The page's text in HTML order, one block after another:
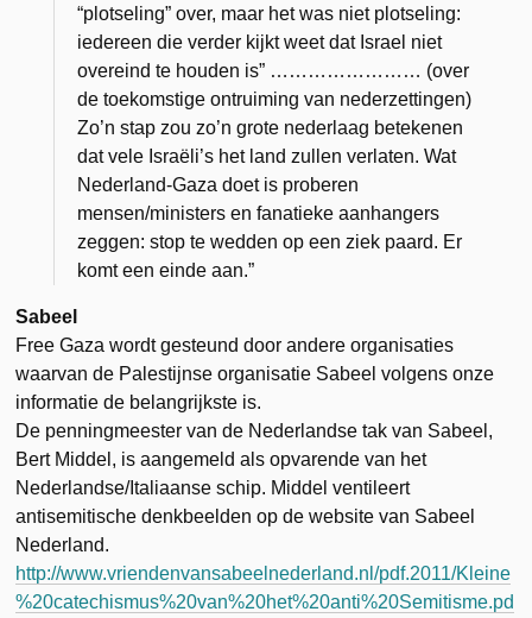
“plotseling” over, maar het was niet plotseling:
iedereen die verder kijkt weet dat Israel niet
overeind te houden is” …………………… (over
de toekomstige ontruiming van nederzettingen)
Zo’n stap zou zo’n grote nederlaag betekenen
dat vele Israëli’s het land zullen verlaten. Wat
Nederland-Gaza doet is proberen
mensen/ministers en fanatieke aanhangers
zeggen: stop te wedden op een ziek paard. Er
komt een einde aan.”
Sabeel
Free Gaza wordt gesteund door andere organisaties
waarvan de Palestijnse organisatie Sabeel volgens onze
informatie de belangrijkste is.
De penningmeester van de Nederlandse tak van Sabeel,
Bert Middel, is aangemeld als opvarende van het
Nederlandse/Italiaanse schip. Middel ventileert
antisemitische denkbeelden op de website van Sabeel
Nederland.
http://www.vriendenvansabeelnederland.nl/pdf.2011/Kleine
%20catechismus%20van%20het%20anti%20Semitisme.pd